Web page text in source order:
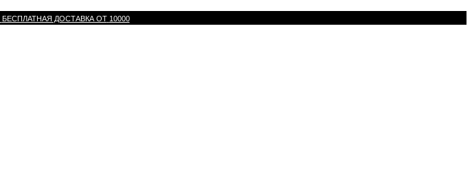
БЕСПЛАТНАЯ ДОСТАВКА ОТ 10000